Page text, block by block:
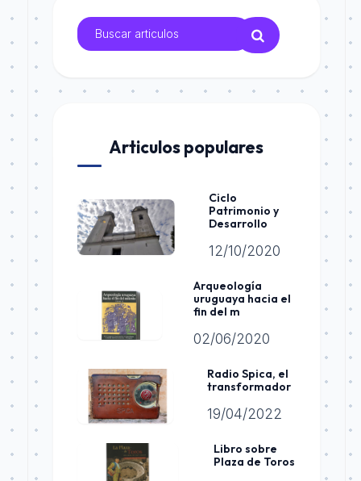
Articulos populares
Ciclo
Patrimonio y
Desarrollo
12/10/2020
Arqueología
uruguaya hacia el
fin del m
02/06/2020
Radio Spica, el
transformador
19/04/2022
Libro sobre
Plaza de Toros